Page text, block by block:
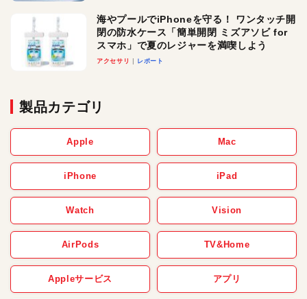
海やプールでiPhoneを守る！ ワンタッチ開
閉の防水ケース「簡単開閉 ミズアソビ for
スマホ」で夏のレジャーを満喫しよう
アクセサリ レポート
製品カテゴリ
Apple Mac
iPhone iPad
Watch Vision
AirPods TV&Home
Appleサービス アプリ